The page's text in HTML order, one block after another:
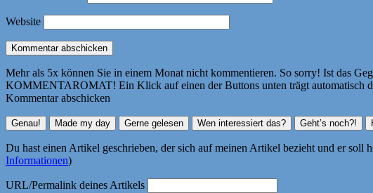
Website
Mehr als 5x können Sie in einem Monat nicht kommentieren. So sorry! Ist das
KOMMENTAROMAT! Ein Klick auf einen der Buttons unten trägt automatisch
Kommentar abschicken
Du hast einen Artikel geschrieben, der sich auf meinen Artikel bezieht und er
Informationen)
URL/Permalink deines Artikels